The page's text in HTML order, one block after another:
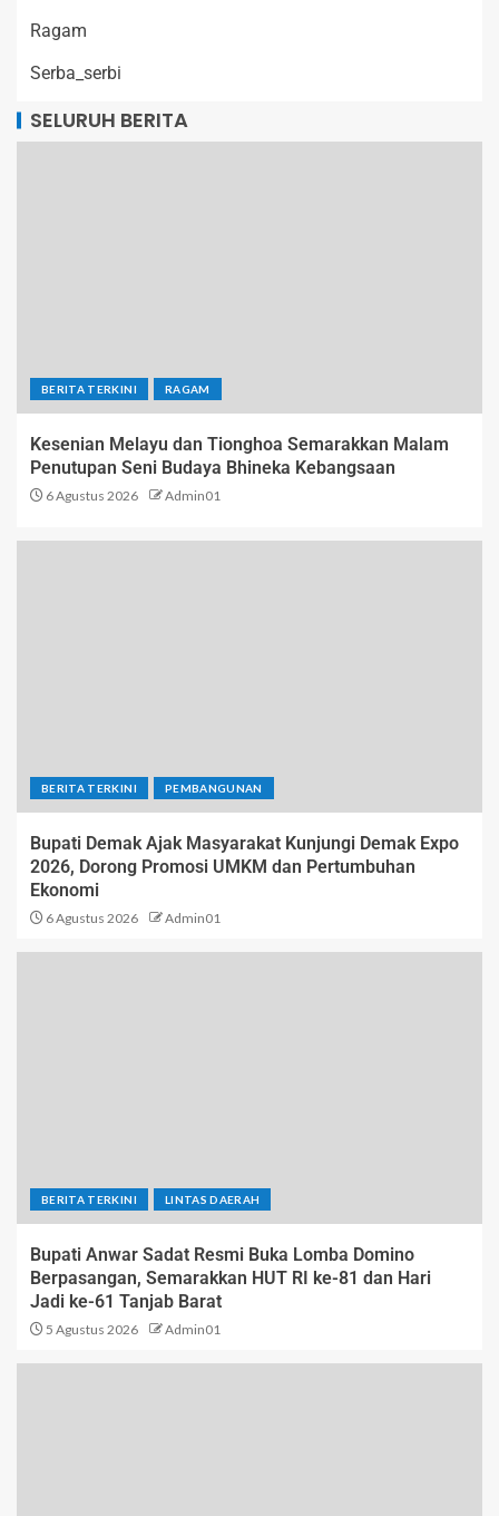
Ragam
Serba_serbi
SELURUH BERITA
BERITA TERKINI RAGAM
Kesenian Melayu dan Tionghoa Semarakkan Malam
Penutupan Seni Budaya Bhineka Kebangsaan
6 Agustus 2026 Admin01
BERITA TERKINI PEMBANGUNAN
Bupati Demak Ajak Masyarakat Kunjungi Demak Expo
2026, Dorong Promosi UMKM dan Pertumbuhan
Ekonomi
6 Agustus 2026 Admin01
BERITA TERKINI LINTAS DAERAH
Bupati Anwar Sadat Resmi Buka Lomba Domino
Berpasangan, Semarakkan HUT RI ke-81 dan Hari
Jadi ke-61 Tanjab Barat
5 Agustus 2026 Admin01